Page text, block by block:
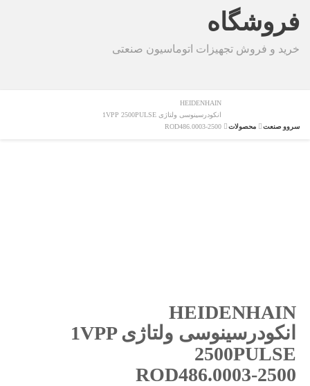
فروشگاه
خرید و فروش تجهیزات اتوماسیون صنعتی
سروو صنعت محصولات
HEIDENHAIN
انکودرسینوسی ولتاژی 1VPP 2500PULSE
ROD486.0003-2500
HEIDENHAIN
انکودرسینوسی ولتاژی 1VPP
2500PULSE
ROD486.0003-2500